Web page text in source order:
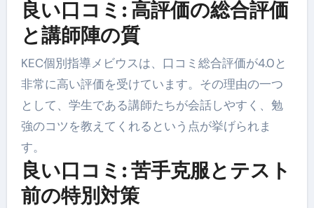
良い口コミ: 高評価の総合評価
と講師陣の質
KEC個別指導メビウスは、口コミ総合評価が4.0と
非常に高い評価を受けています。その理由の一つ
として、学生である講師たちが会話しやすく、勉
強のコツを教えてくれるという点が挙げられま
す。
良い口コミ: 苦手克服とテスト
前の特別対策